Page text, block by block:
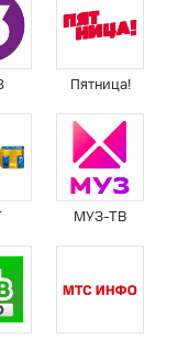
Пятница!
МУЗ-ТВ